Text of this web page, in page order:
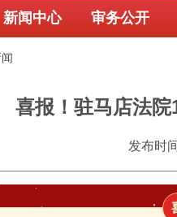
新闻中心 审务公开
喜报！驻马店法
发布时